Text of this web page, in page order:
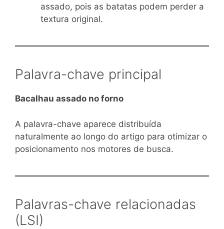
assado, pois as batatas podem perder a
textura original.
Palavra-chave principal
Bacalhau assado no forno
A palavra-chave aparece distribuída
naturalmente ao longo do artigo para otimizar o
posicionamento nos motores de busca.
Palavras-chave relacionadas
(LSI)